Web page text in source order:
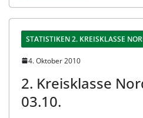
STATISTIKEN 2. KREISKLASSE
4. Oktober 2010
2. Kreisklasse
03.10.